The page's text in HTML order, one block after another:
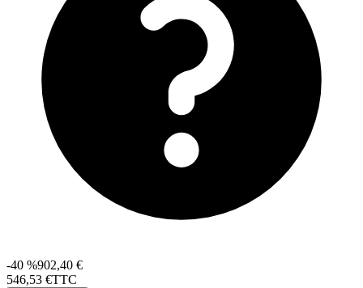
-40 %902,40 €
546,53 €TTC